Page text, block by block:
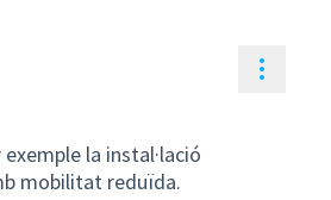
la instal·lació
mobilitat reduïda.